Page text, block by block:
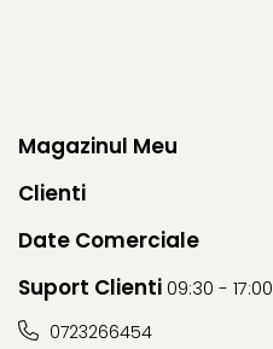
Magazinul Meu
Clienti
Date Comerciale
Suport Clienti09:30 - 17:00
0723266454